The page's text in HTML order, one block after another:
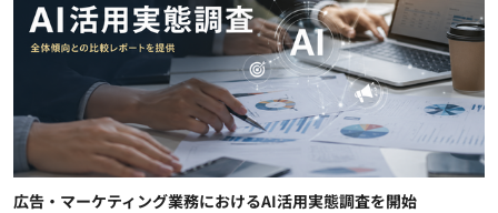
広告・マーケティング業務におけるAI活用実態調査を開始